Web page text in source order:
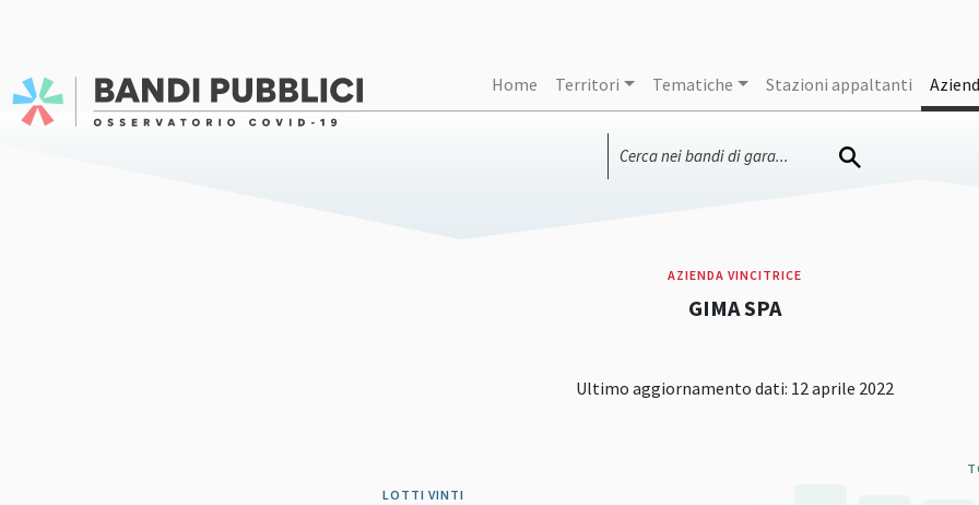
Home Territori Tematiche Stazioni appaltanti
AZIENDA VINCITRICE
GIMA SPA
Ultimo aggiornamento dati: 12 aprile 2022
LOTTI VINTI